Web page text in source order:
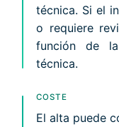
técnica. Si el
o requiere
función de
técnica.
COSTE
El alta puede